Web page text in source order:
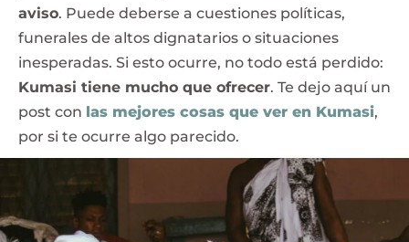
aviso. Puede deberse a cuestiones políticas,
funerales de altos dignatarios o situaciones
inesperadas. Si esto ocurre, no todo está perdido:
Kumasi tiene mucho que ofrecer. Te dejo aquí un
post con las mejores cosas que ver en Kumasi,
por si te ocurre algo parecido.